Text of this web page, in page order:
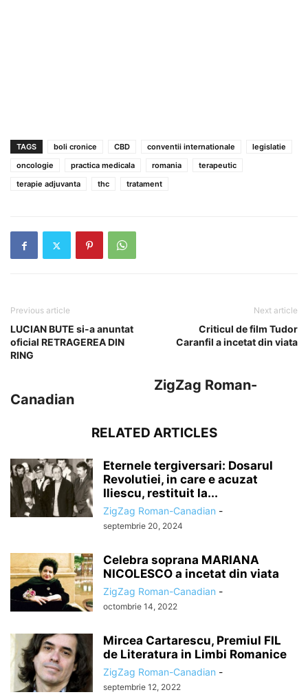
TAGS boli cronice CBD conventii internationale
legislatie
oncologie
practica medicala romania
terapeutic
terapie adjuvanta
thc tratament
Previous article
LUCIAN BUTE si-a anuntat
oficial RETRAGEREA DIN
RING
Next article
Criticul de film Tudor
Caranfil a incetat din viata
ZigZag Roman-
Canadian
RELATED ARTICLES
Eternele tergiversari: Dosarul
Revolutiei, in care e acuzat
Iliescu, restituit la...
ZigZag Roman-Canadian -
septembrie 20, 2024
Celebra soprana MARIANA
NICOLESCO a incetat din viata
ZigZag Roman-Canadian -
octombrie 14, 2022
Mircea Cartarescu, Premiul FIL
de Literatura in Limbi Romanice
ZigZag Roman-Canadian -
septembrie 12, 2022